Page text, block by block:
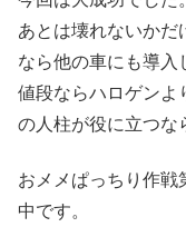
あとは壊れないかだ
なら他の車にも導入
値段ならハロゲンよ
の人柱が役に立つな
おメメぱっちり作戦
中です。